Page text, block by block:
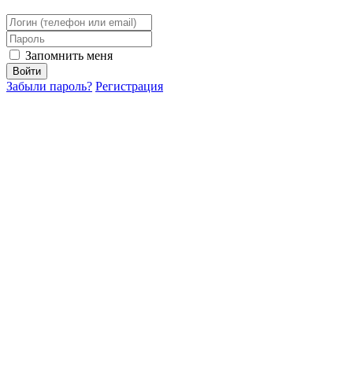
Запомнить меня
Забыли пароль? Регистрация